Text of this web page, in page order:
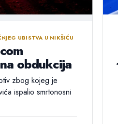
UBISTVA U NIKŠIĆU
obdukcija
zbog kojeg je
ispalio smrtonosni